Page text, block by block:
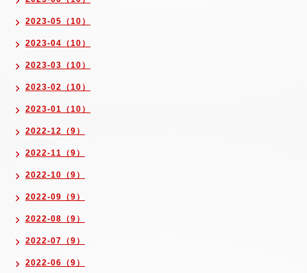
2023-05（10）
2023-04（10）
2023-03（10）
2023-02（10）
2023-01（10）
2022-12（9）
2022-11（9）
2022-10（9）
2022-09（9）
2022-08（9）
2022-07（9）
2022-06（9）